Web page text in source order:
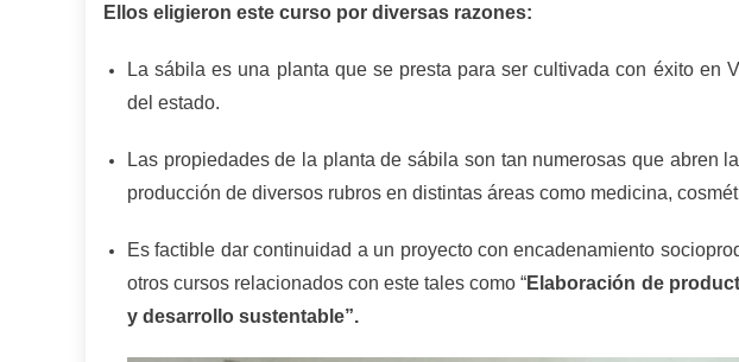
Ellos eligieron este curso por diversas razones:
La sábila es una planta que se presta para ser cultivada con éxito en
del estado.
Las propiedades de la planta de sábila son tan numerosas que abren
producción de diversos rubros en distintas áreas como medicina,
Es factible dar continuidad a un proyecto con encadenamiento
otros cursos relacionados con este tales como “Elaboración de
y desarrollo sustentable”.